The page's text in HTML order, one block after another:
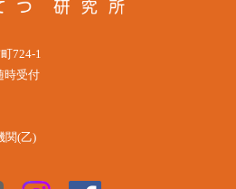
724-1
時受付
関(⼄)